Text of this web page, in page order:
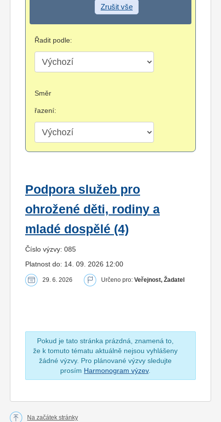
Zrušit vše
Řadit podle:
Směr
řazení:
Podpora služeb pro
ohrožené děti, rodiny a
mladé dospělé (4)
Číslo výzvy: 085
Platnost do: 14. 09. 2026 12:00
29. 6. 2026 Určeno pro: Veřejnost, Žadatel
Pokud je tato stránka prázdná, znamená to,
že k tomuto tématu aktuálně nejsou vyhlášeny
žádné výzvy. Pro plánované výzvy sledujte
prosím Harmonogram výzev.
Na začátek stránky